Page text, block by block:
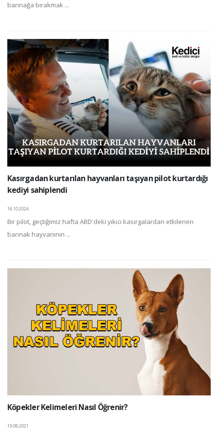
barınağa bırakmak ...
Kasırgadan kurtarılan hayvanları taşıyan pilot kurtardığı
kediyi sahiplendi
16.10.2024
Bir pilot, geçtiğimiz hafta ABD'deki yıkıcı kasırgalardan etkilenen
barınak hayvanının ...
Köpekler Kelimeleri Nasıl Öğrenir?
19.08.2021